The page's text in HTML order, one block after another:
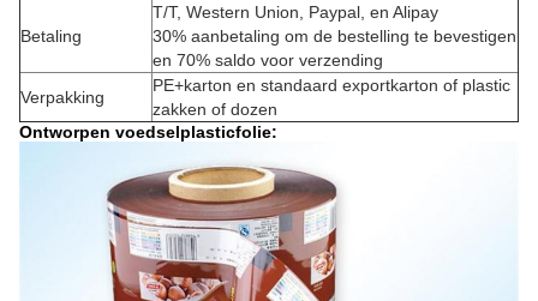
Betaling
T/T, Western Union, Paypal, en Alipay
30% aanbetaling om de bestelling te bevestigen
en 70% saldo voor verzending
Verpakking
PE+karton en standaard exportkarton of plastic
zakken of dozen
Ontworpen voedselplasticfolie: